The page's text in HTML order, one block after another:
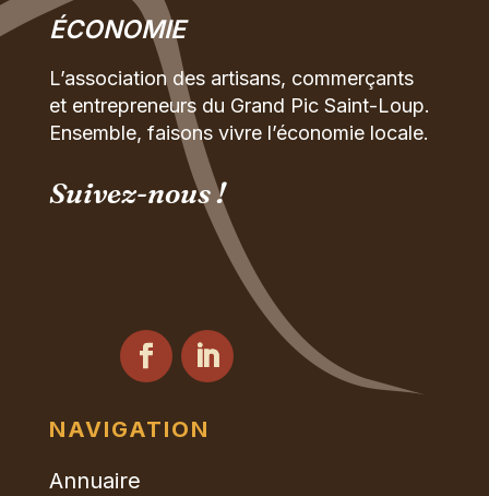
ÉCONOMIE
L’association des artisans, commerçants
et entrepreneurs du Grand Pic Saint-Loup.
Ensemble, faisons vivre l’économie locale.
Suivez-nous !
NAVIGATION
Annuaire